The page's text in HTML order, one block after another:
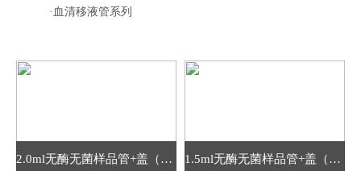
·血清移液管系列
2.0ml无酶无菌样品管+盖（低盖） 1.5ml无酶无菌样品管+盖（低盖）